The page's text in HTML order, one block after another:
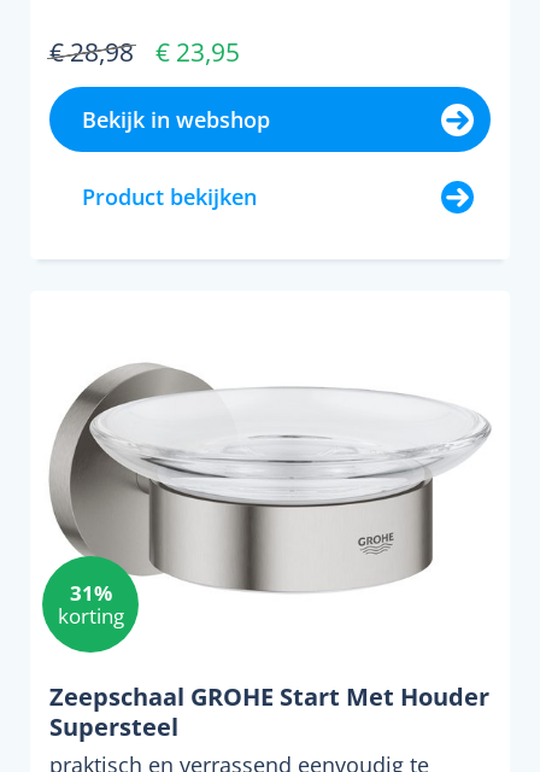
€ 28,98 € 23,95
Bekijk in webshop
Product bekijken
31%
korting
Zeepschaal GROHE Start Met Houder
Supersteel
praktisch en verrassend eenvoudig te